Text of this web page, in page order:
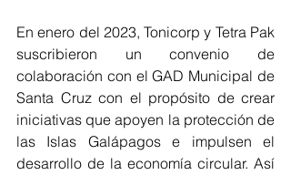
En enero del 2023, Tonicorp y Tetra Pak
suscribieron un convenio de
colaboración con el GAD Municipal de
Santa Cruz con el propósito de crear
iniciativas que apoyen la protección de
las Islas Galápagos e impulsen el
desarrollo de la economía circular. Así